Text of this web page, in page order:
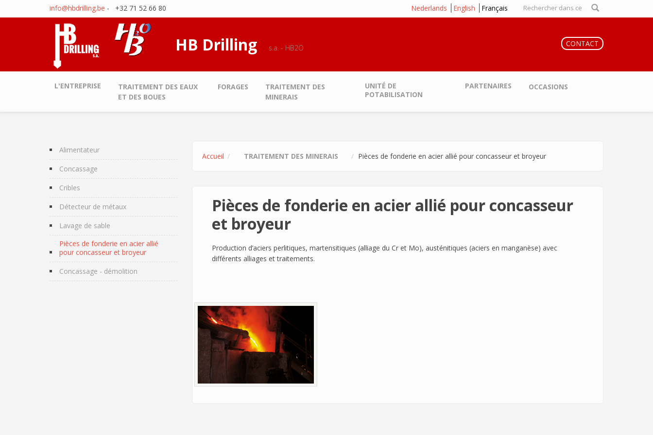
Aller au contenu principal
Formulaire
de recherche
Nederlands English Français
info@hbdrilling.be - +32 71 52 66 80
HB Drilling s.a. - HB2O CONTACT
L'ENTREPRISE
TRAITEMENT DES EAUX
ET DES BOUES
FORAGES
TRAITEMENT DES
MINERAIS
UNITÉ DE
POTABILISATION
PARTENAIRES OCCASIONS
Alimentateur
Concassage
Cribles
Détecteur de métaux
Lavage de sable
Pièces de fonderie en acier allié
pour concasseur et broyeur
Concassage - démolition
Accueil TRAITEMENT DES MINERAIS Pièces de fonderie en acier allié pour concasseur et broyeur
Pièces de fonderie en acier allié pour concasseur
et broyeur
Production d’aciers perlitiques, martensitiques (alliage du Cr et Mo), austénitiques (aciers en manganèse) avec
différents alliages et traitements.